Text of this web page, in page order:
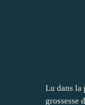
Lu dans la
grossesse